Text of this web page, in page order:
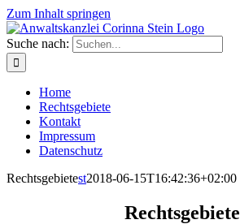
Zum Inhalt springen
Suche nach:
Home
Rechtsgebiete
Kontakt
Impressum
Datenschutz
Rechtsgebietest2018-06-15T16:42:36+02:00
Rechtsgebiete